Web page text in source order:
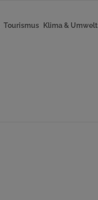
Tourismus Klima & Umwelt